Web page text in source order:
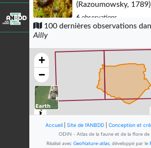
(Razoumowsky, 1789)
6 observations
Dernière observation en
Rana dalmatina
Bonaparte, 1838
observations
Dernière observation en
Demi-Deuil (Le)
Melanargia galathea
observations
100 dernières observations
Ailly
+
−
Accueil Site de l'ANBDD Conception et
ODIN - Atlas de la faune et de la flore de
Réalisé avec GeoNature-atlas, développé par le